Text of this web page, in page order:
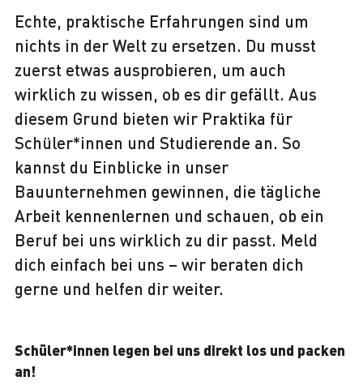
Echte, praktische Erfahrungen sind um
nichts in der Welt zu ersetzen. Du musst
zuerst etwas ausprobieren, um auch
wirklich zu wissen, ob es dir gefällt. Aus
diesem Grund bieten wir Praktika für
Schüler*innen und Studierende an. So
kannst du Einblicke in unser
Bauunternehmen gewinnen, die tägliche
Arbeit kennenlernen und schauen, ob ein
Beruf bei uns wirklich zu dir passt. Meld
dich einfach bei uns – wir beraten dich
gerne und helfen dir weiter.
Schüler*innen legen bei uns direkt los und packen
an!